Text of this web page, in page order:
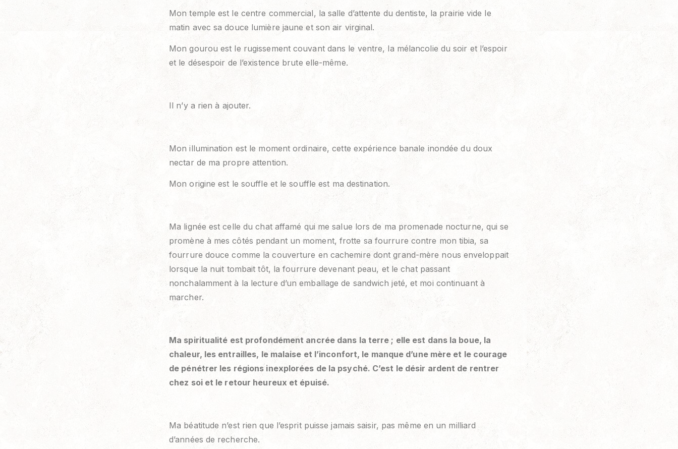
Mon temple est le centre commercial, la salle d’attente du dentiste, la prairie vide le
matin avec sa douce lumière jaune et son air virginal.
Mon gourou est le rugissement couvant dans le ventre, la mélancolie du soir et l’espoir
et le désespoir de l’existence brute elle-même.
Il n’y a rien à ajouter.
Mon illumination est le moment ordinaire, cette expérience banale inondée du doux
nectar de ma propre attention.
Mon origine est le souffle et le souffle est ma destination.
Ma lignée est celle du chat affamé qui me salue lors de ma promenade nocturne, qui se
promène à mes côtés pendant un moment, frotte sa fourrure contre mon tibia, sa
fourrure douce comme la couverture en cachemire dont grand-mère nous enveloppait
lorsque la nuit tombait tôt, la fourrure devenant peau, et le chat passant
nonchalamment à la lecture d’un emballage de sandwich jeté, et moi continuant à
marcher.
Ma spiritualité est profondément ancrée dans la terre ; elle est dans la boue, la
chaleur, les entrailles, le malaise et l’inconfort, le manque d’une mère et le courage
de pénétrer les régions inexplorées de la psyché. C’est le désir ardent de rentrer
chez soi et le retour heureux et épuisé.
Ma béatitude n’est rien que l’esprit puisse jamais saisir, pas même en un milliard
d’années de recherche.